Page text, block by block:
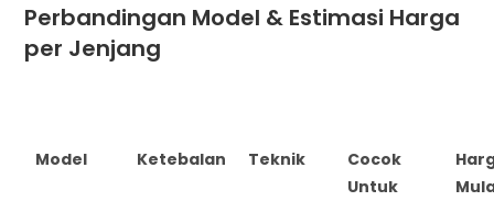
Perbandingan Model & Estimasi Harga
per Jenjang
Model Ketebalan Teknik
Cocok
Untuk